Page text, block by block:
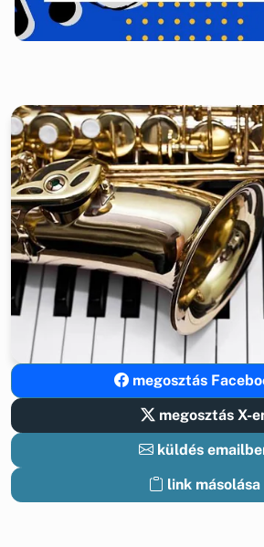
megosztás
megosztás X-
küldés
link másolása